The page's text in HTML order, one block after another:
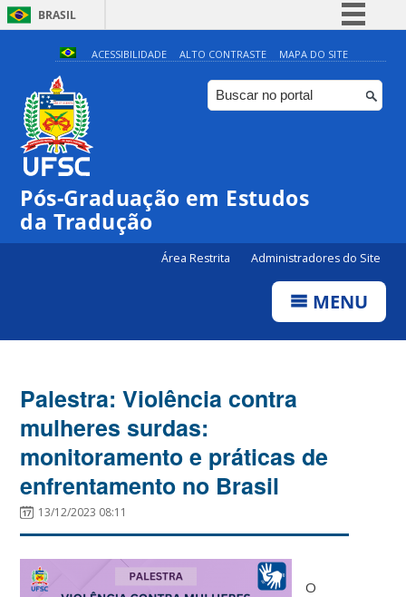
BRASIL
Simplifique!
Comunica BR
Participe
Canais
ACESSIBILIDADE ALTO CONTRASTE MAPA DO SITE
Pós-Graduação em Estudos
da Tradução
Área Restrita Administradores do Site
MENU
Palestra: Violência contra
mulheres surdas:
monitoramento e práticas de
enfrentamento no Brasil
13/12/2023 08:11
O